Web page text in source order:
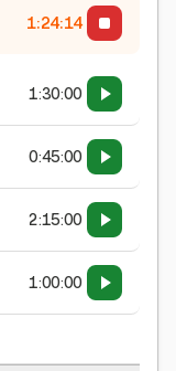
1:24:15
1:30:00
0:45:00
2:15:00
1:00:00